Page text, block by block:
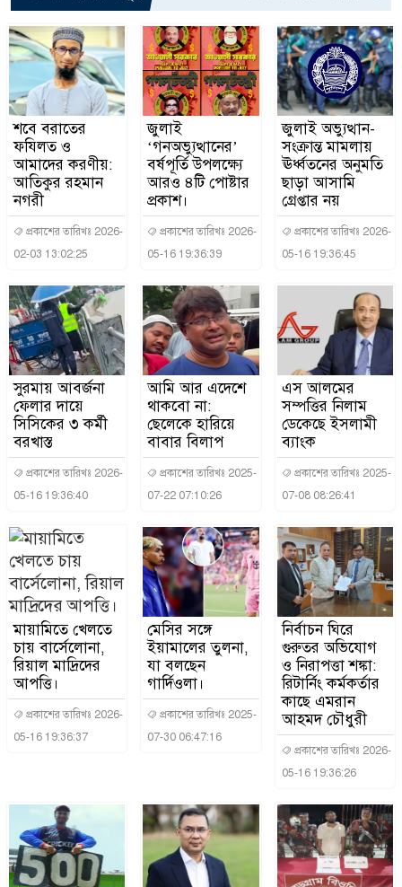
শবে বরাতের
ফযিলত ও
আমাদের করণীয়:
আতিকুর রহমান
নগরী
প্রকাশের তারিখঃ 2026-
02-03 13:02:25
জুলাই
‘গনঅভ্যুত্থানের’
বর্ষপূর্তি উপলক্ষ্যে
আরও ৪টি পোষ্টার
প্রকাশ।
প্রকাশের তারিখঃ 2026-
05-16 19:36:39
জুলাই অভ্যুত্থান-
সংক্রান্ত মামলায়
ঊর্ধ্বতনের অনুমতি
ছাড়া আসামি
গ্রেপ্তার নয়
প্রকাশের তারিখঃ 2026-
05-16 19:36:45
সুরমায় আবর্জনা
ফেলার দায়ে
সিসিকের ৩ কর্মী
বরখাস্ত
প্রকাশের তারিখঃ 2026-
05-16 19:36:40
আমি আর এদেশে
থাকবো না:
ছেলেকে হারিয়ে
বাবার বিলাপ
প্রকাশের তারিখঃ 2025-
07-22 07:10:26
এস আলমের
সম্পত্তির নিলাম
ডেকেছে ইসলামী
ব্যাংক
প্রকাশের তারিখঃ 2025-
07-08 08:26:41
মায়ামিতে খেলতে
চায় বার্সেলোনা,
রিয়াল মাদ্রিদের
আপত্তি।
প্রকাশের তারিখঃ 2026-
05-16 19:36:37
মেসির সঙ্গে
ইয়ামালের তুলনা,
যা বলছেন
গার্দিওলা।
প্রকাশের তারিখঃ 2025-
07-30 06:47:16
নির্বাচন ঘিরে
গুরুতর অভিযোগ
ও নিরাপত্তা শঙ্কা:
রিটার্নিং কর্মকর্তার
কাছে এমরান
আহমদ চৌধুরী
প্রকাশের তারিখঃ 2026-
05-16 19:36:26